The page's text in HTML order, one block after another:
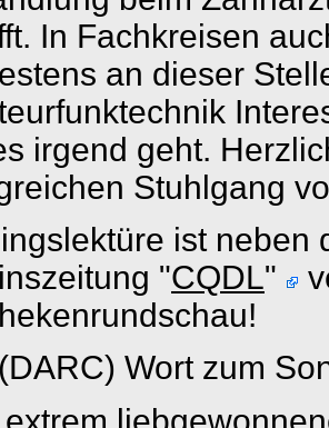
In Fachkreisen
an dieser
irgend geht.
Stuhlgang
ist neben
"CQDL"
Wort zum